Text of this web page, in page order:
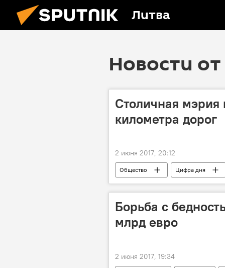
Литва
Новости
Столичная мэрия
километра дорог
2 июня 2017, 20:12
Общество Цифра дня
улицы
ремонт
Борьба с
млрд евро
2 июня 2017, 19:34